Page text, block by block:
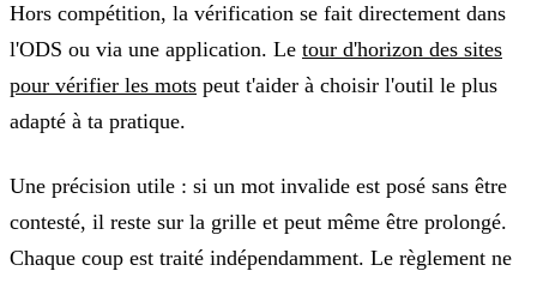
Hors compétition, la vérification se fait directement dans
l'ODS ou via une application. Le tour d'horizon des sites
pour vérifier les mots peut t'aider à choisir l'outil le plus
adapté à ta pratique.
Une précision utile : si un mot invalide est posé sans être
contesté, il reste sur la grille et peut même être prolongé.
Chaque coup est traité indépendamment. Le règlement ne